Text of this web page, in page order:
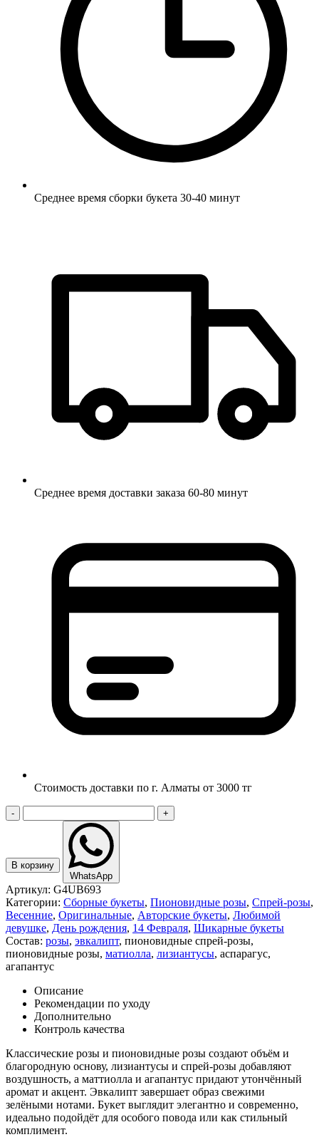
Среднее время сборки букета 30-40 минут
Среднее время доставки заказа 60-80 минут
Стоимость доставки по г. Алматы от 3000 тг
- +
В корзину
WhatsApp
Артикул: G4UB693
Категории: Сборные букеты, Пионовидные розы, Спрей-розы,
Весенние, Оригинальные, Авторские букеты, Любимой
девушке, День рождения, 14 Февраля, Шикарные букеты
Состав: розы, эвкалипт, пионовидные спрей-розы,
пионовидные розы, матиолла, лизиантусы, аспарагус,
агапантус
Описание
Рекомендации по уходу
Дополнительно
Контроль качества
Классические розы и пионовидные розы создают объём и
благородную основу, лизиантусы и спрей-розы добавляют
воздушность, а маттиолла и агапантус придают утончённый
аромат и акцент. Эвкалипт завершает образ свежими
зелёными нотами. Букет выглядит элегантно и современно,
идеально подойдёт для особого повода или как стильный
комплимент.